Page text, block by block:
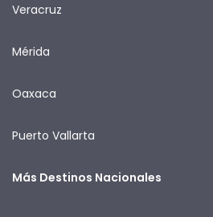
Veracruz
Mérida
Oaxaca
Puerto Vallarta
Más Destinos Nacionales